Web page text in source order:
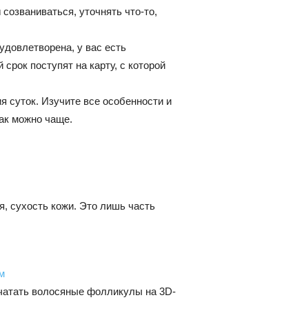
уточнять что-то,
у вас есть
поступят на карту, с которой
Изучите все особенности и
можно чаще.
сухость кожи. Это лишь часть
волосяные фолликулы на 3D-